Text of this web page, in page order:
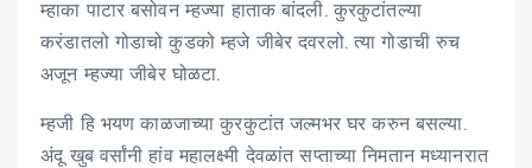
म्हाका पाटार बसोवन म्हज्या हाताक बांदली. कुरकुटांतल्या
करंडातलो गोडाचो कुडको म्हजे जीबेर दवरलो. त्या गोडाची रुच
अजून म्हज्या जीबेर घोळटा.
म्हजी हि भयण काळजाच्या कुरकुटांत जल्मभर घर करुन बसल्या.
अंदू खुब वर्सांनी हांव महालक्ष्मी देवळांत सप्ताच्या निमतान मध्यानरात